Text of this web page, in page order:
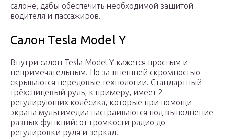
салоне, дабы обеспечить необходимой защитой
водителя и пассажиров.
Салон Tesla Model Y
Внутри салон Tesla Model Y кажется простым и
непримечательным. Но за внешней скромностью
скрываются передовые технологии. Стандартный
трёхспицевый руль, к примеру, имеет 2
регулирующих колёсика, которые при помощи
экрана мультимедиа настраиваются под выполнение
разных функций: от громкости радио до
регулировки руля и зеркал.